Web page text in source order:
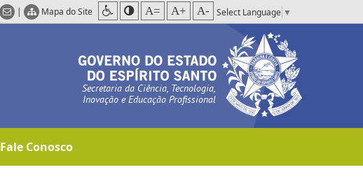
| Mapa do Site A= A+ A- Select Language ▼
Secretaria da Ciência, Tecnologia,
Inovação e Educação Profissional
Fale Conosco